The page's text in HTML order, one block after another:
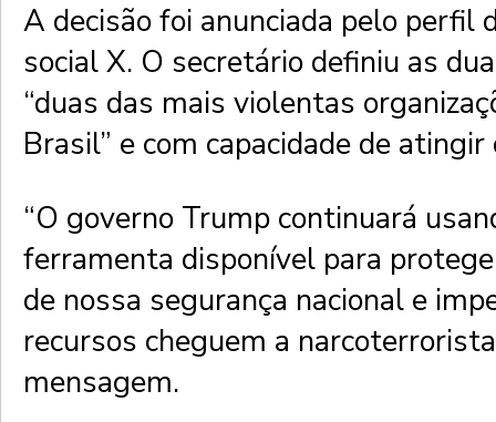
A decisão foi anunciada pelo perfil
social X. O secretário definiu as
“duas das mais violentas
Brasil” e com capacidade de atingir
“O governo Trump continuará
ferramenta disponível para
de nossa segurança nacional e
recursos cheguem a
mensagem.